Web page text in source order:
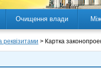
Очищення влади
реквізитами > Картка